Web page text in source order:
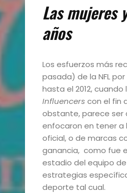
Las mujeres
años
Los esfuerzos más
pasada) de la NFL
hasta el 2012,
Influencers con el fin
obstante, parece ser
enfocaron en tener a
oficial, o de marcas
ganancia, como fue
estadio del equipo de
estrategias
deporte tal cual.